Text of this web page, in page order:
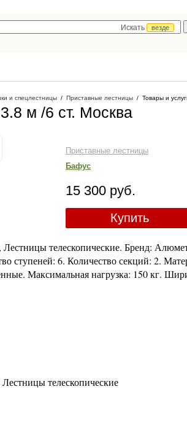
Искать
везде
и спецлестницы / Приставные лестницы / Товары и
м /6 ст. Москва
Приставные лестницы
Бафус
15 300 руб.
Купить
телескопические. Бренд:
ступеней: 6. Количество секций: 2.
Максимальная нагрузка: 150 кг.
телескопические